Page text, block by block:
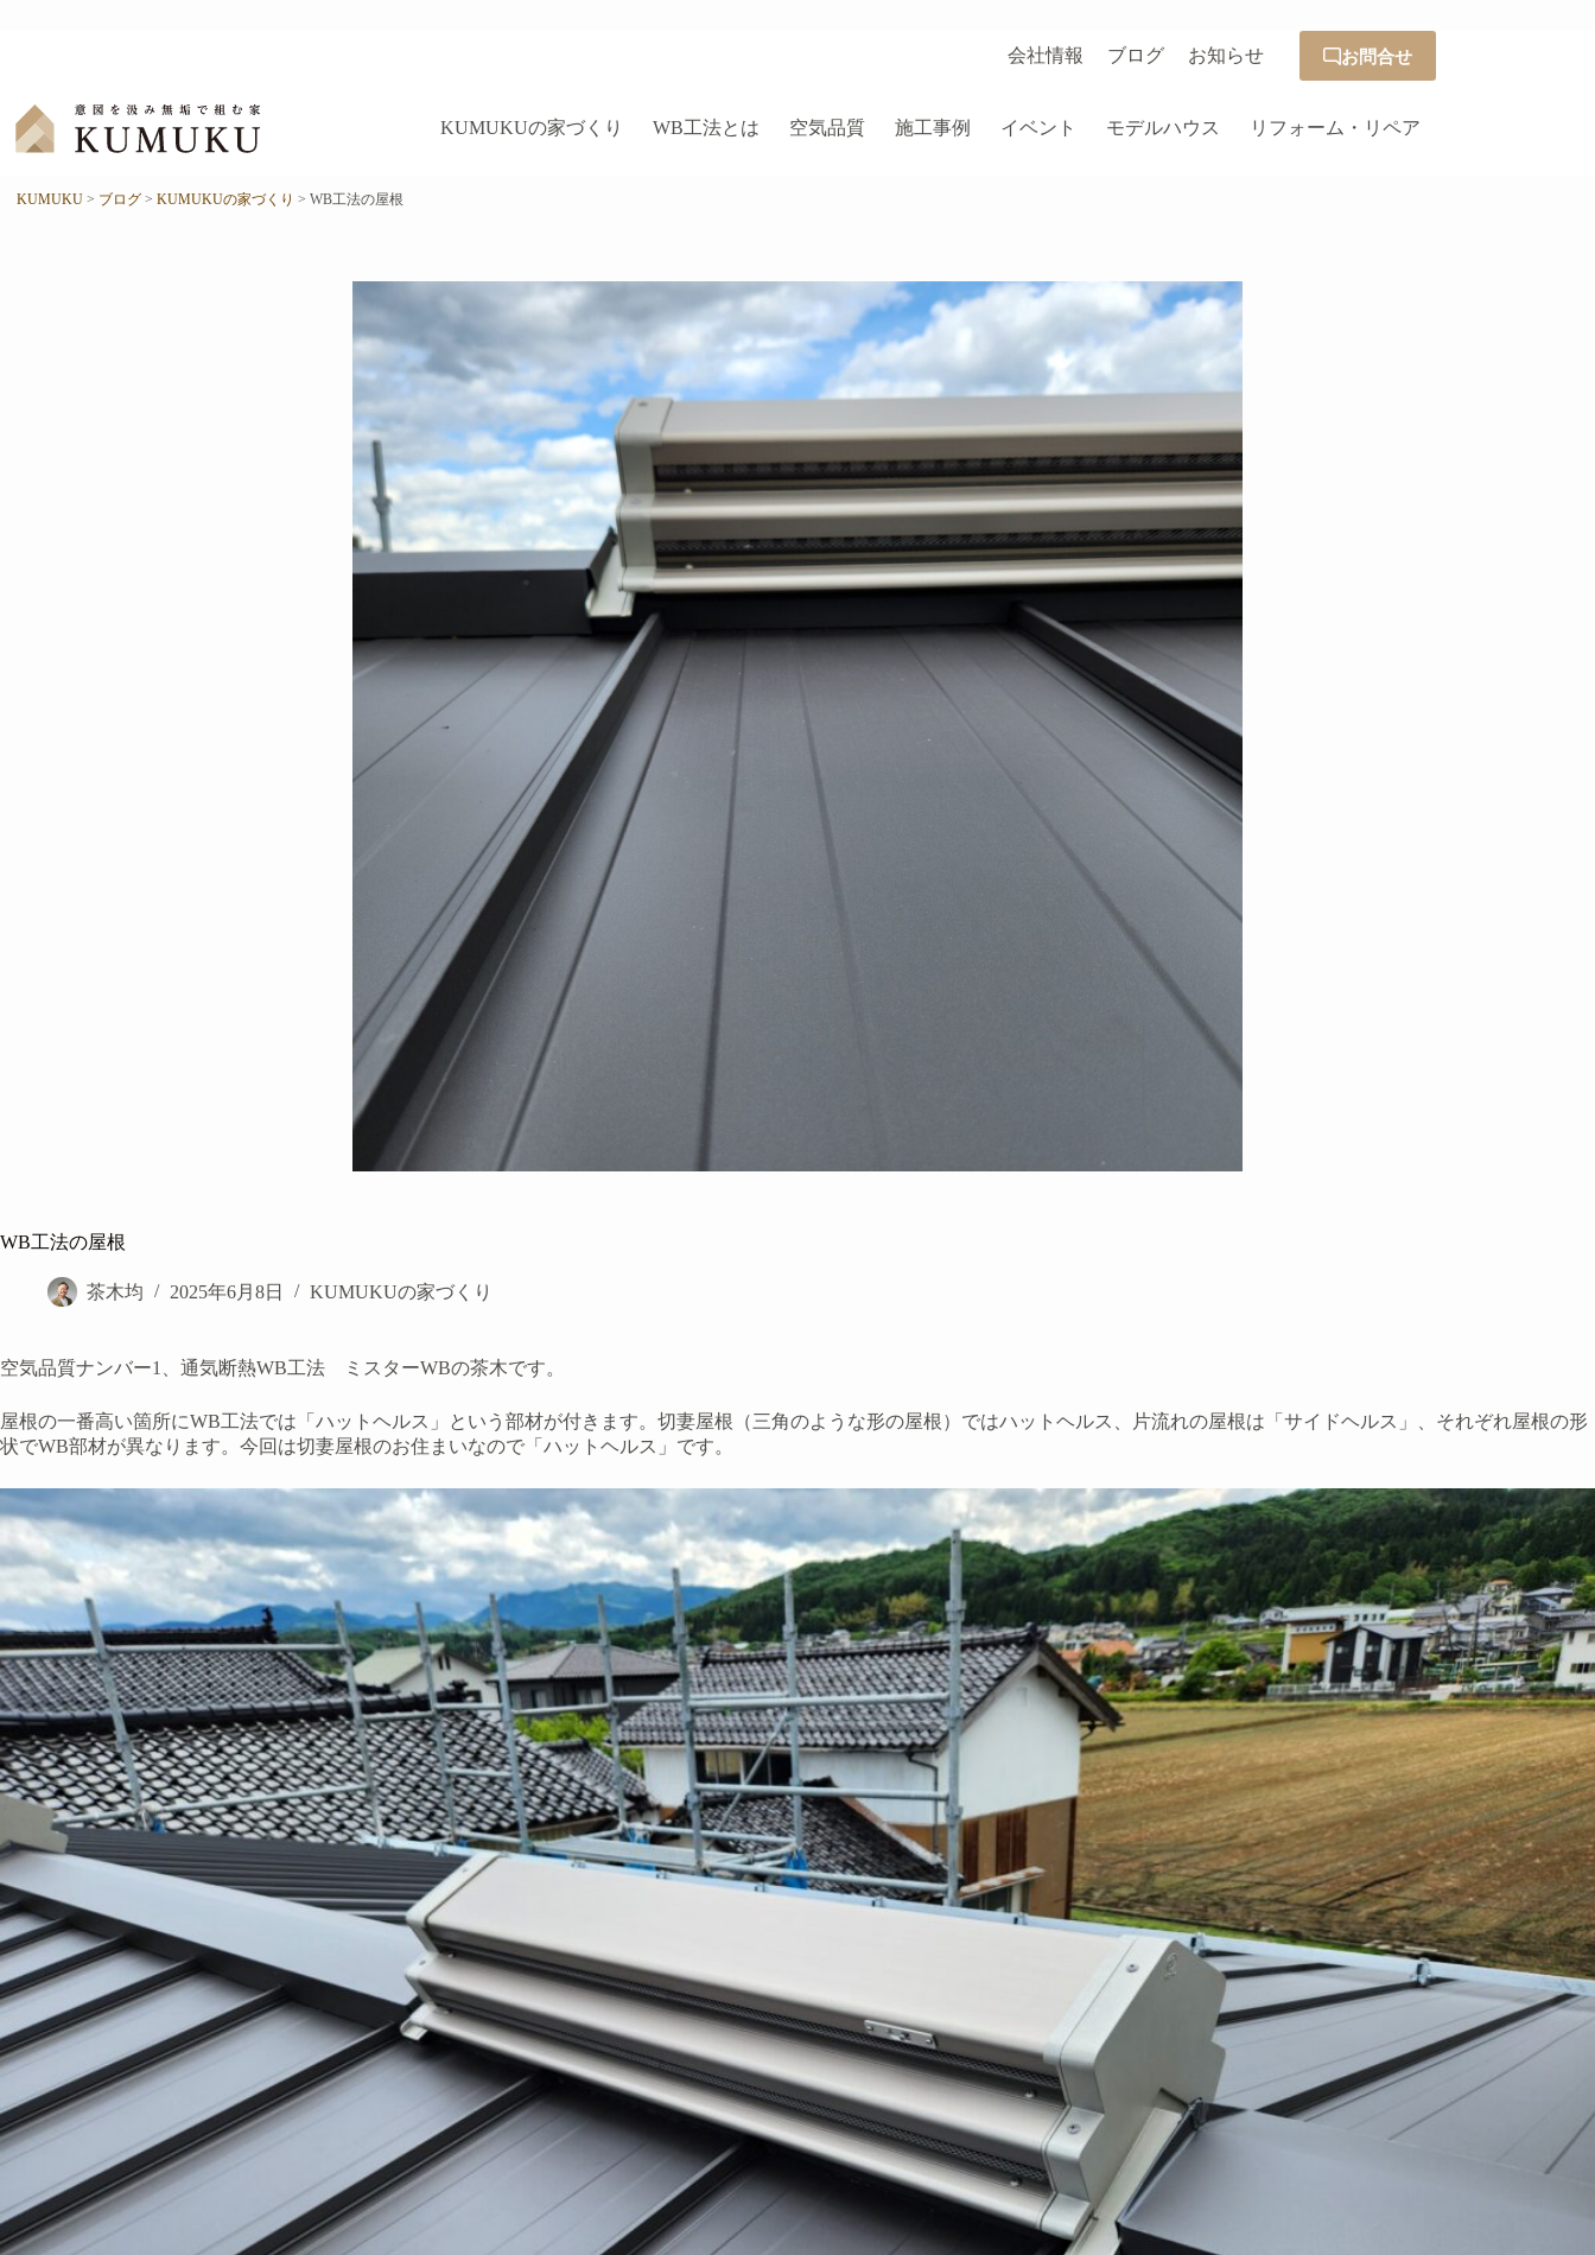
ス
ッ
会社情報 ブログ お知らせ お問合せ
KUMUKUの家づくり WB工法とは 空気品質 施工事例 イベント モデルハウス リフォーム・リペア
KUMUKU > ブログ > KUMUKUの家づくり > WB工法の屋根
WB工法の屋根
茶木均 2025年6月8日 KUMUKUの家づくり
空気品質ナンバー1、通気断熱WB工法 ミスターWBの茶木です。
屋根の一番高い箇所にWB工法では「ハットヘルス」という部材が付きます。切妻屋根（三角のような形の屋根）ではハットヘルス、片流れの屋根は「サイドヘルス」、それぞれ屋根の形
状でWB部材が異なります。今回は切妻屋根のお住まいなので「ハットヘルス」です。